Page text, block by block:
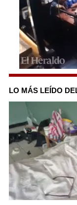
0
of
34
seconds
LO MÁS LEÍDO